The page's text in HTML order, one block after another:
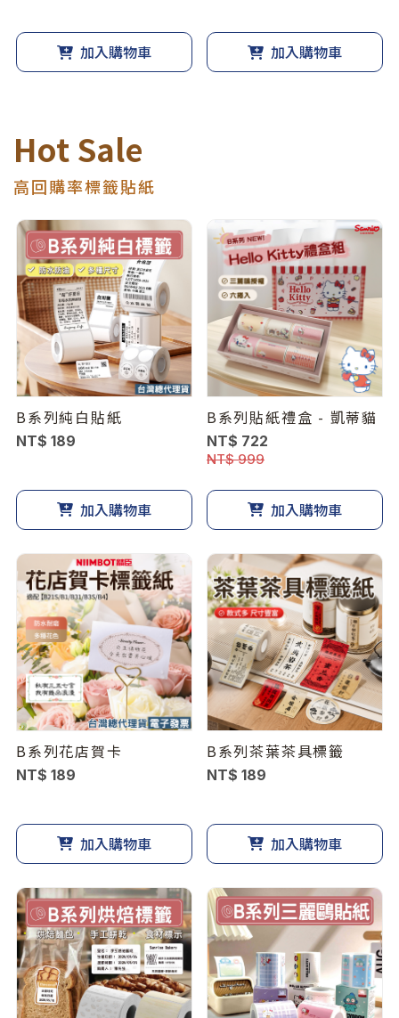
加入購物車 加入購物車
Hot Sale
高回購率標籤貼紙
B系列純白貼紙
NT$ 189
加入購物車
B系列貼紙禮盒 - 凱蒂貓
NT$ 722
NT$ 999
加入購物車
B系列花店賀卡
NT$ 189
加入購物車
B系列茶葉茶具標籤
NT$ 189
加入購物車